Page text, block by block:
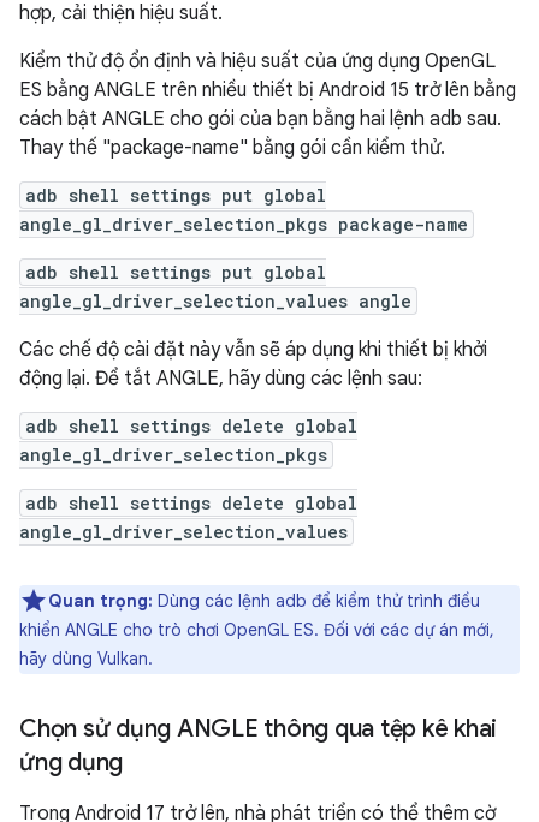
hợp, cải thiện hiệu suất.
Kiểm thử độ ổn định và hiệu suất của ứng dụng OpenGL
ES bằng ANGLE trên nhiều thiết bị Android 15 trở lên bằng
cách bật ANGLE cho gói của bạn bằng hai lệnh adb sau.
Thay thế "package-name" bằng gói cần kiểm thử.
adb shell settings put global
angle_gl_driver_selection_pkgs package-name
adb shell settings put global
angle_gl_driver_selection_values angle
Các chế độ cài đặt này vẫn sẽ áp dụng khi thiết bị khởi
động lại. Để tắt ANGLE, hãy dùng các lệnh sau:
adb shell settings delete global
angle_gl_driver_selection_pkgs
adb shell settings delete global
angle_gl_driver_selection_values
Quan trọng: Dùng các lệnh adb để kiểm thử trình điều
khiển ANGLE cho trò chơi OpenGL ES. Đối với các dự án mới,
hãy dùng Vulkan.
Chọn sử dụng ANGLE thông qua tệp kê khai
ứng dụng
Trong Android 17 trở lên, nhà phát triển có thể thêm cờ